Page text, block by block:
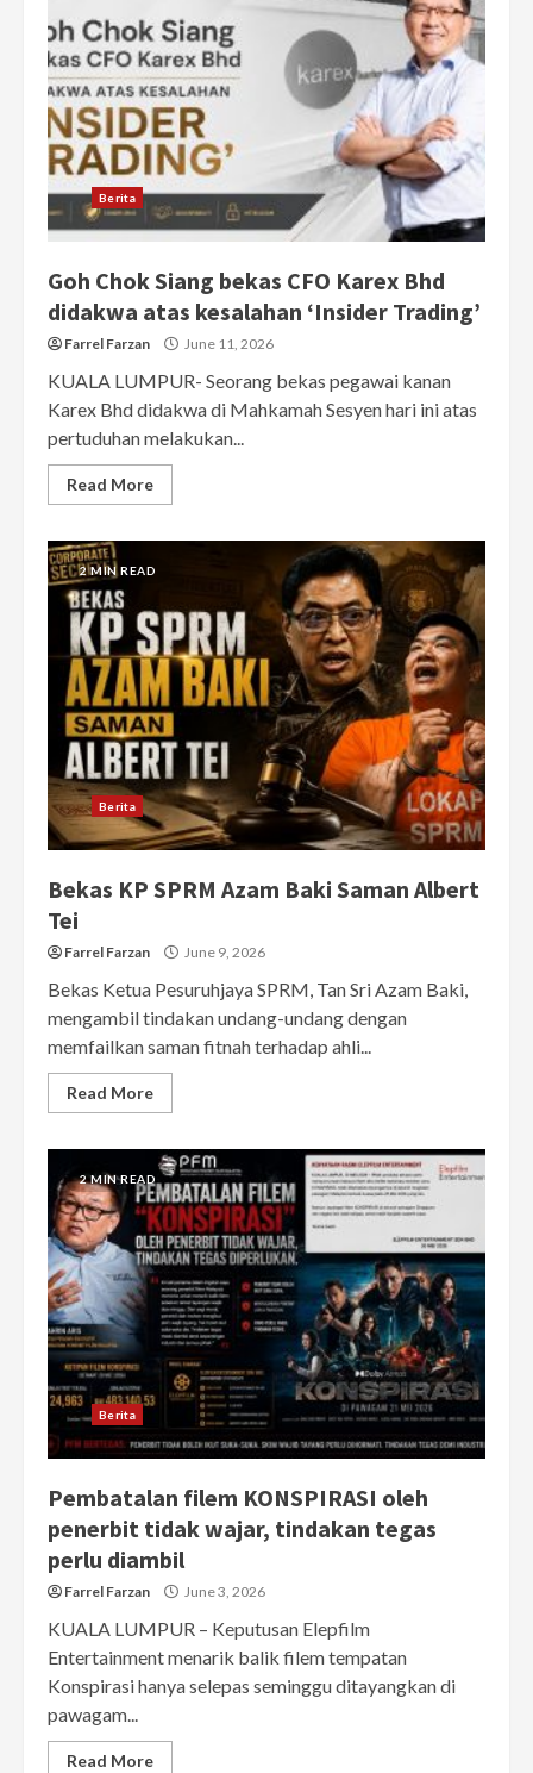
Berita
Goh Chok Siang bekas CFO Karex Bhd
didakwa atas kesalahan ‘Insider Trading’
Farrel Farzan June 11, 2026
KUALA LUMPUR- Seorang bekas pegawai kanan
Karex Bhd didakwa di Mahkamah Sesyen hari ini atas
pertuduhan melakukan...
Read More
2 MIN READ
Berita
Bekas KP SPRM Azam Baki Saman Albert
Tei
Farrel Farzan June 9, 2026
Bekas Ketua Pesuruhjaya SPRM, Tan Sri Azam Baki,
mengambil tindakan undang-undang dengan
memfailkan saman fitnah terhadap ahli...
Read More
2 MIN READ
Berita
Pembatalan filem KONSPIRASI oleh
penerbit tidak wajar, tindakan tegas
perlu diambil
Farrel Farzan June 3, 2026
KUALA LUMPUR – Keputusan Elepfilm
Entertainment menarik balik filem tempatan
Konspirasi hanya selepas seminggu ditayangkan di
pawagam...
Read More